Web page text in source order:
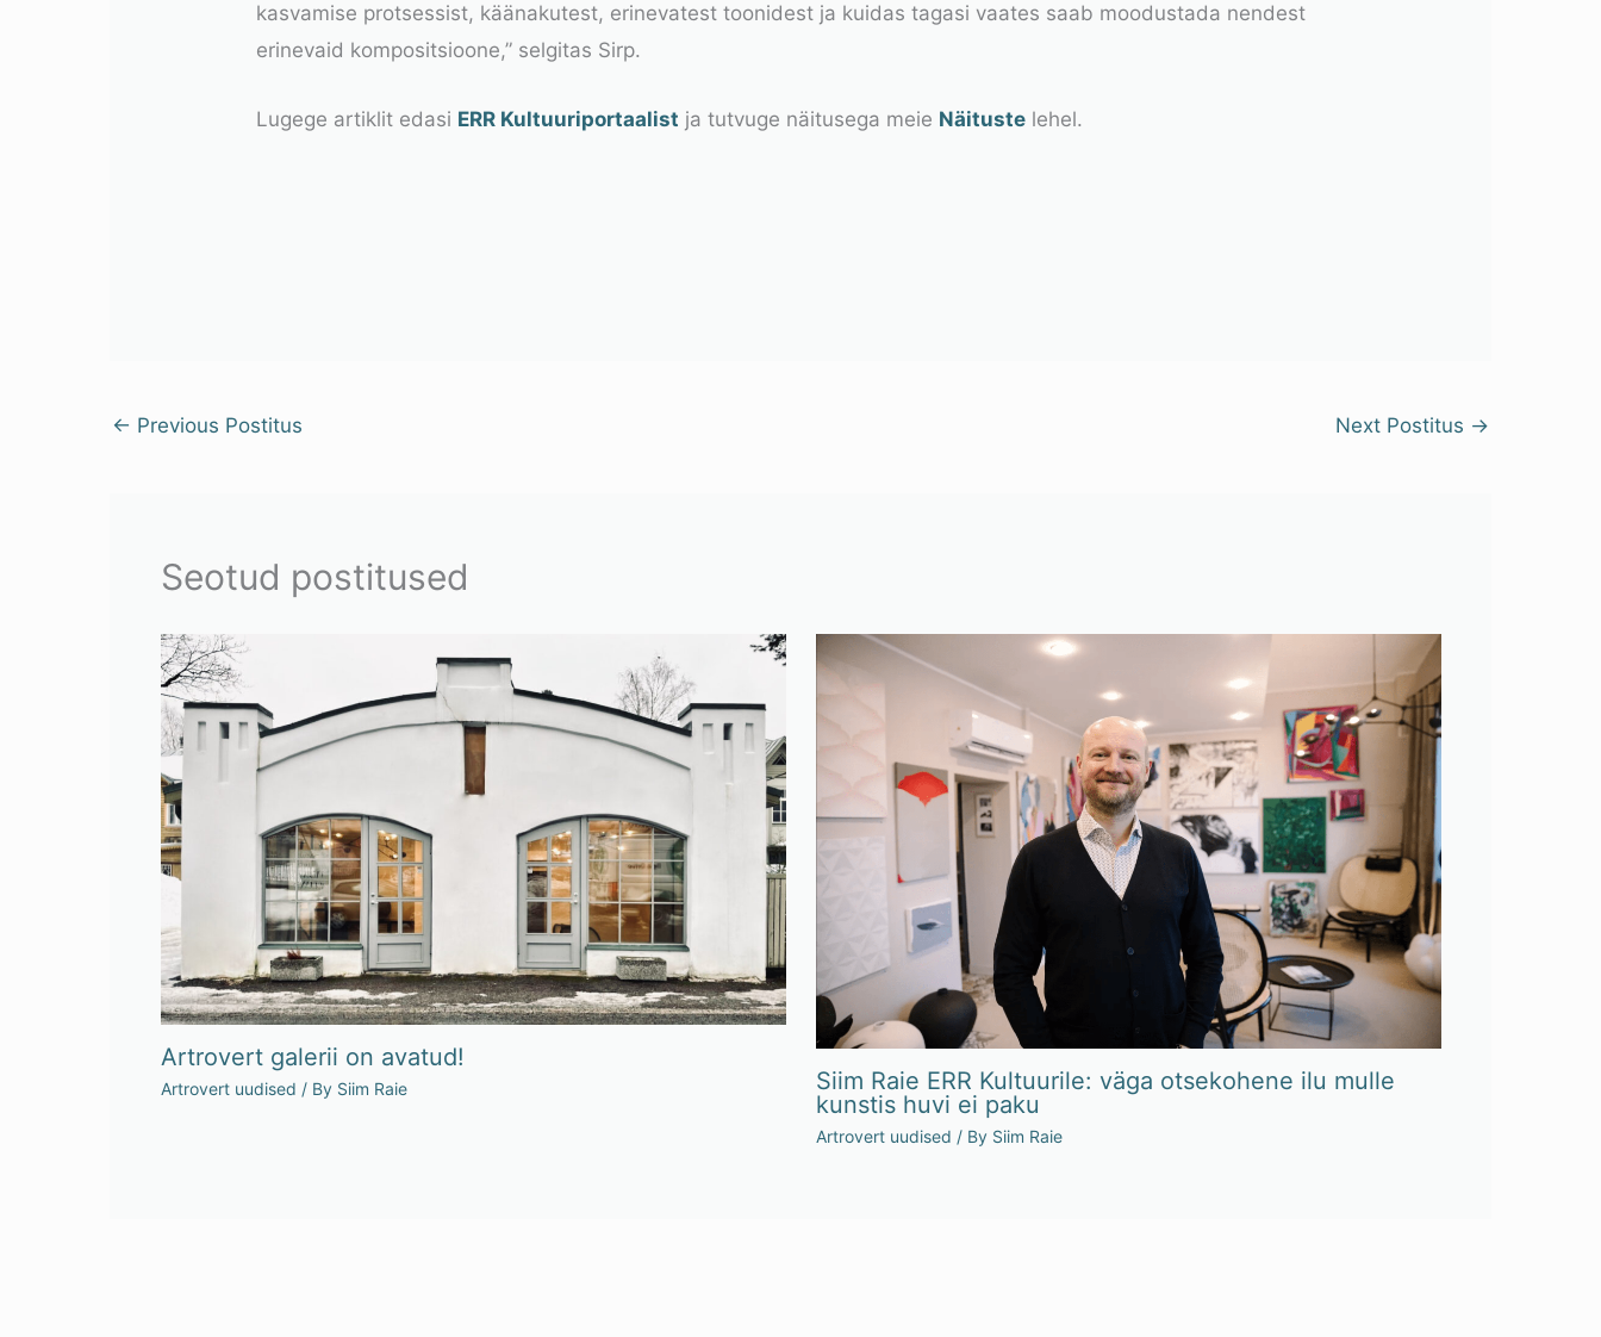
kasvamise protsessist, käänakutest, erinevatest toonidest ja kuidas tagasi vaates saab moodustada nendest
erinevaid kompositsioone,” selgitas Sirp.
Lugege artiklit edasi ERR Kultuuriportaalist ja tutvuge näitusega meie Näituste lehel.
← Previous Postitus Next Postitus →
Seotud postitused
Artrovert galerii on avatud!
Artrovert uudised / By Siim Raie
Siim Raie ERR Kultuurile: väga otsekohene ilu mulle
kunstis huvi ei paku
Artrovert uudised / By Siim Raie